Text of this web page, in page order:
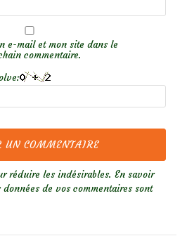
e-mail et mon site dans le
commentaire.
réduire les indésirables. En savoir
de vos commentaires sont